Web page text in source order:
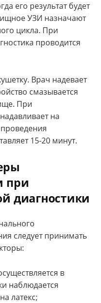
его результат будет
УЗИ назначают
цикла. При
проводится
Врач надевает
смазывается
При
на
15-20 минут.
при
диагностики
следует принимать
в
наблюдается
латекс;